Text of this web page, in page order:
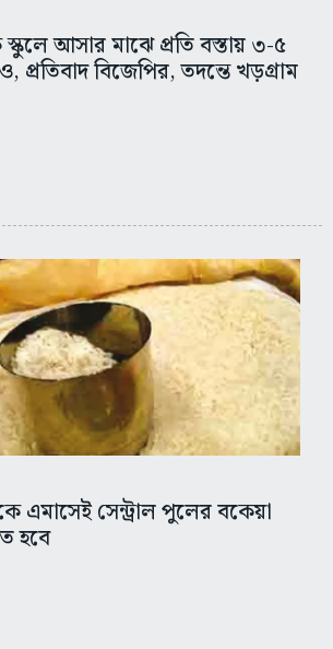
আসার মাঝে প্রতি বস্তায় ৩-৫
প্রতিবাদ বিজেপির, তদন্তে খড়গ্রাম
এমাসেই সেন্ট্রাল পুলের বকেয়া
হবে